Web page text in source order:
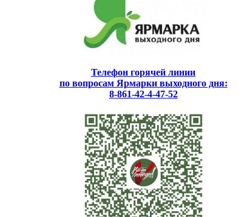
Телефон горячей линии
по вопросам Ярмарки выходного дня:
8-861-42-4-47-52